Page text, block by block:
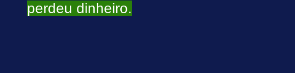
perdeu dinheiro.